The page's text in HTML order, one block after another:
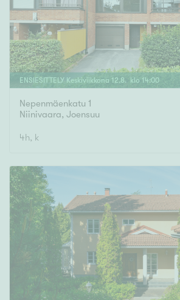
ENSIESITTELY Keskiviikkona 12.8. klo 14:00
Nepenmäenkatu 1
Niinivaara, Joensuu
4h, k